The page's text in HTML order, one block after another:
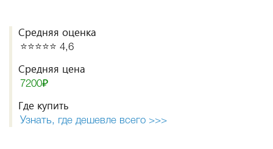
Средняя оценка
⭐️⭐️⭐️⭐️⭐️ 4,6
Средняя цена
7200₽
Где купить
Узнать, где дешевле всего >>>